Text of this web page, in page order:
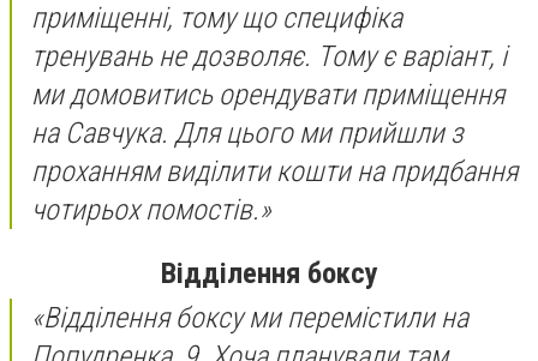
приміщенні, тому що специфіка
тренувань не дозволяє. Тому є варіант, і
ми домовитись орендувати приміщення
на Савчука. Для цього ми прийшли з
проханням виділити кошти на придбання
чотирьох помостів.»
Відділення боксу
«Відділення боксу ми перемістили на